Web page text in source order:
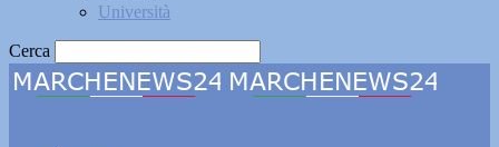
Università
Cerca